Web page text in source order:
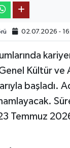
02.07.2026 -
Kültür ve
başladı.
Temmuz